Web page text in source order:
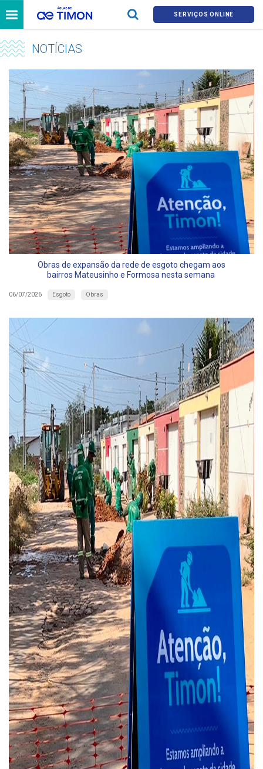
SERVIÇOS ONLINE
NOTÍCIAS
Obras de expansão da rede de esgoto chegam aos
bairros Mateusinho e Formosa nesta semana
06/07/2026 Esgoto Obras